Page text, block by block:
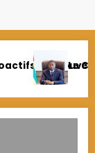
à la adopte